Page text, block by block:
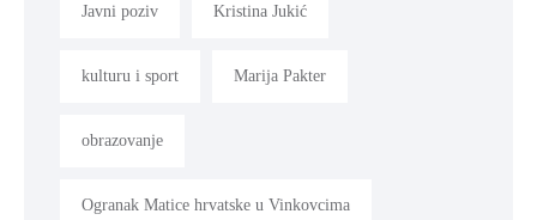
Javni poziv Kristina Jukić
kulturu i sport Marija Pakter
obrazovanje
Ogranak Matice hrvatske u Vinkovcima